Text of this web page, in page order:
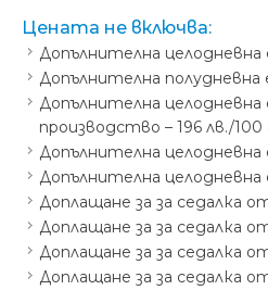
Цената не включва:
Допълнителна целодневна
Допълнителна полудневна
Допълнителна
производство – 196 лв./100
Допълнителна целодневна
Допълнителна целодневна
Доплащане за за седалка
Доплащане за за седалка
Доплащане за за седалка
Доплащане за за седалка